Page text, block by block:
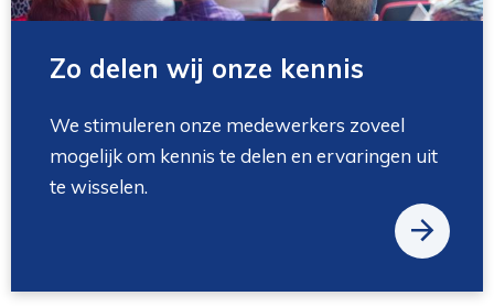
Zo delen wij onze kennis
We stimuleren onze medewerkers zoveel
mogelijk om kennis te delen en ervaringen uit
te wisselen.